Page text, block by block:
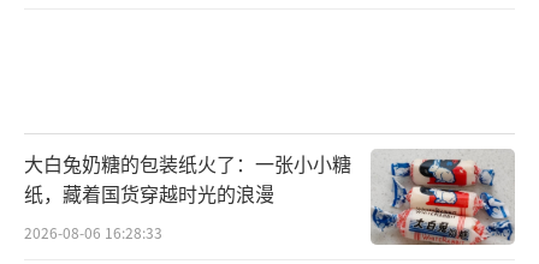
大白兔奶糖的包装纸火了：一张小小糖
纸，藏着国货穿越时光的浪漫
2026-08-06 16:28:33